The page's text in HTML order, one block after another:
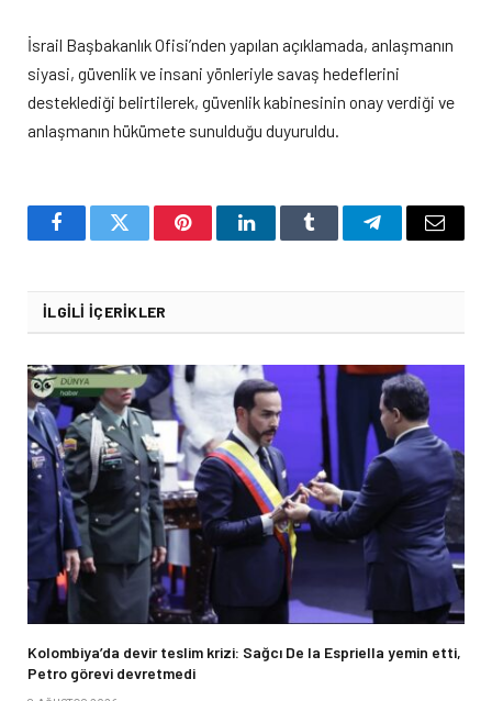
İsrail Başbakanlık Ofisi’nden yapılan açıklamada, anlaşmanın
siyasi, güvenlik ve insani yönleriyle savaş hedeflerini
desteklediği belirtilerek, güvenlik kabinesinin onay verdiği ve
anlaşmanın hükümete sunulduğu duyuruldu.
FacebookTwitter PinterestLinkedInTumblr TelegramEmail
İLGILI İÇERIKLER
Kolombiya’da devir teslim krizi: Sağcı De la Espriella yemin etti,
Petro görevi devretmedi